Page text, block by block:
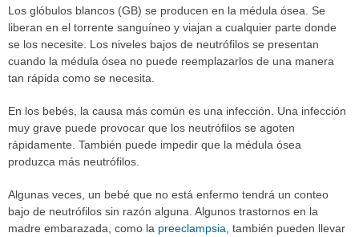
Los glóbulos blancos (GB) se producen en la médula ósea. Se
liberan en el torrente sanguíneo y viajan a cualquier parte donde
se los necesite. Los niveles bajos de neutrófilos se presentan
cuando la médula ósea no puede reemplazarlos de una manera
tan rápida como se necesita.
En los bebés, la causa más común es una infección. Una infección
muy grave puede provocar que los neutrófilos se agoten
rápidamente. También puede impedir que la médula ósea
produzca más neutrófilos.
Algunas veces, un bebé que no está enfermo tendrá un conteo
bajo de neutrófilos sin razón alguna. Algunos trastornos en la
madre embarazada, como la preeclampsia , también pueden llevar